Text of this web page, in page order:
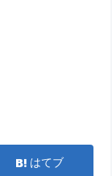
はてブ